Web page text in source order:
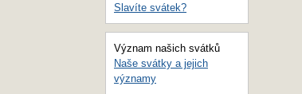
Slavíte svátek?
Význam našich svátků
Naše svátky a jejich
významy